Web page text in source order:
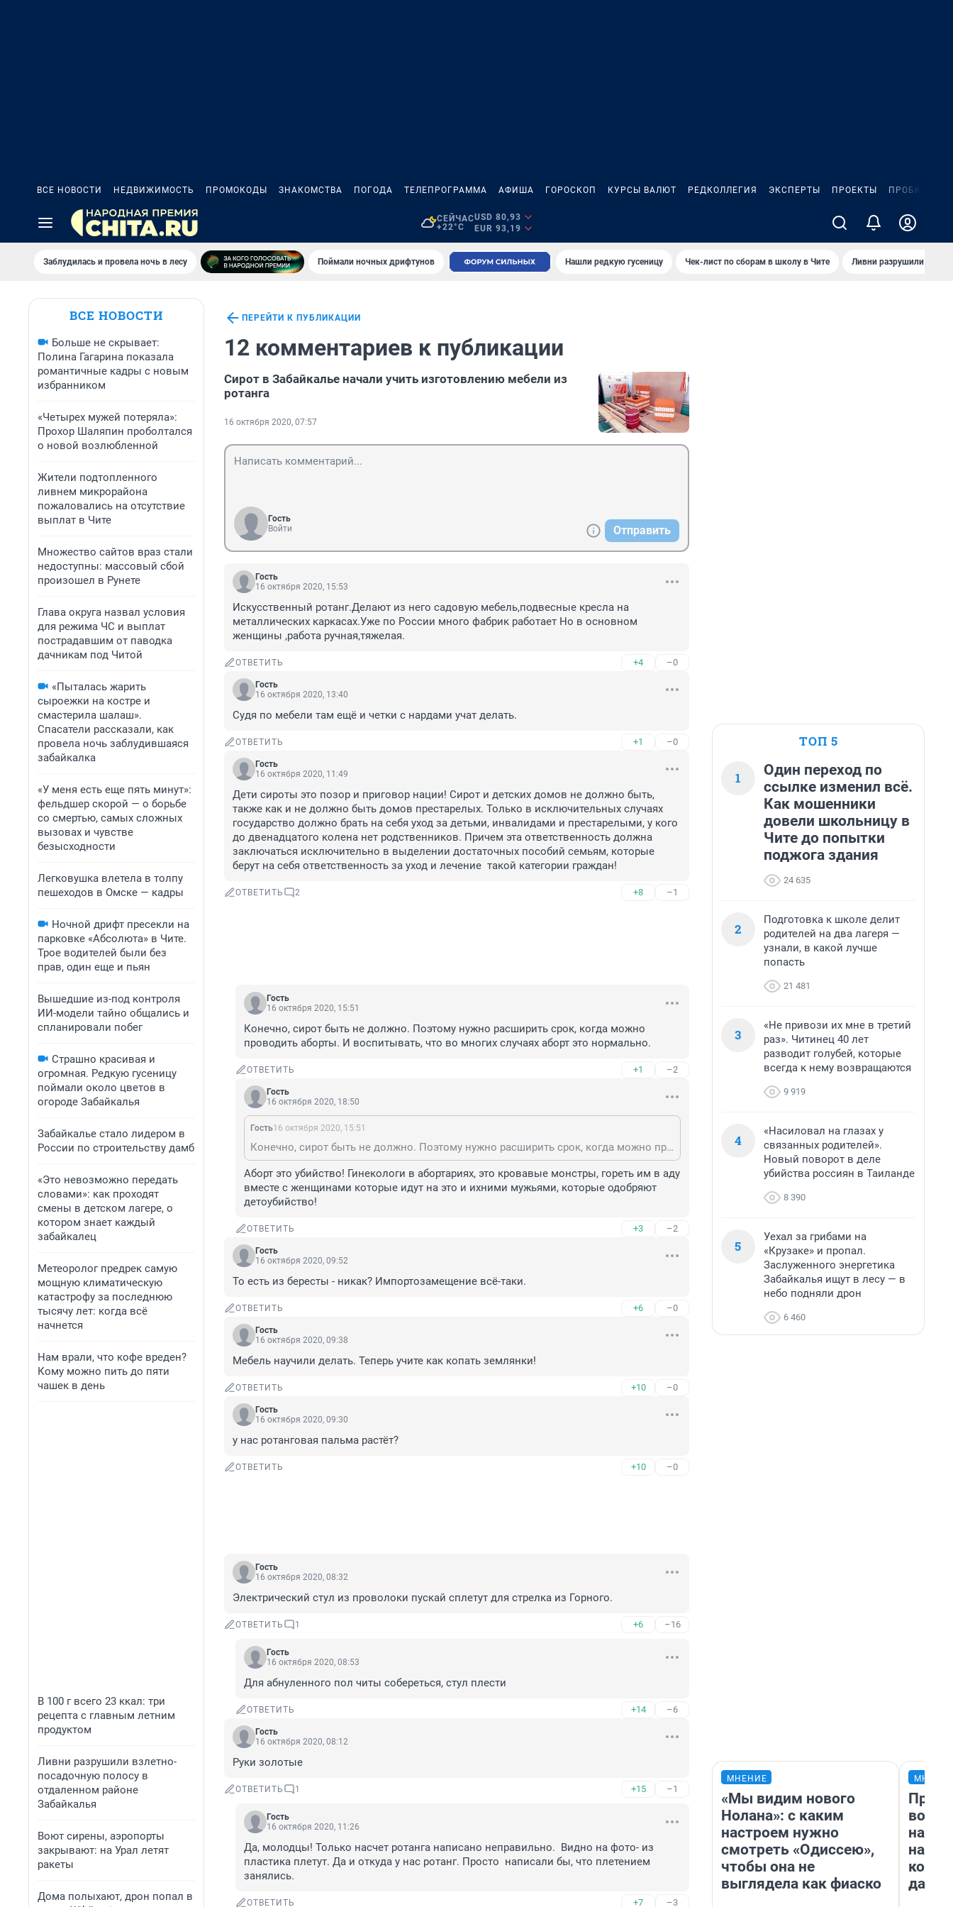
ВСЕ НОВОСТИ НЕДВИЖИМОСТЬ ПРОМОКОДЫ ЗНАКОМСТВА ПОГОДА ТЕЛЕПРОГРАММА АФИША ГОРОСКОП КУРСЫ ВАЛЮТ РЕДКОЛЛЕГИЯ ЭКСПЕРТЫ ПРОЕКТЫ ПРОБКИ
СЕЙЧАС
+22°C
USD 80,93
EUR 93,19
Заблудилась и провела ночь в лесу Поймали ночных дрифтунов Нашли редкую гусеницу Чек-лист по сборам в школу в Чите Ливни разрушили
ВСЕ НОВОСТИ
Больше не скрывает:
Полина Гагарина показала
романтичные кадры с новым
избранником
«Четырех мужей потеряла»:
Прохор Шаляпин проболтался
о новой возлюбленной
Жители подтопленного
ливнем микрорайона
пожаловались на отсутствие
выплат в Чите
Множество сайтов враз стали
недоступны: массовый сбой
произошел в Рунете
Глава округа назвал условия
для режима ЧС и выплат
пострадавшим от паводка
дачникам под Читой
«Пыталась жарить
сыроежки на костре и
смастерила шалаш».
Спасатели рассказали, как
провела ночь заблудившаяся
забайкалка
«У меня есть еще пять минут»:
фельдшер скорой — о борьбе
со смертью, самых сложных
вызовах и чувстве
безысходности
Легковушка влетела в толпу
пешеходов в Омске — кадры
Ночной дрифт пресекли на
парковке «Абсолюта» в Чите.
Трое водителей были без
прав, один еще и пьян
Вышедшие из-под контроля
ИИ-модели тайно общались и
спланировали побег
Страшно красивая и
огромная. Редкую гусеницу
поймали около цветов в
огороде Забайкалья
Забайкалье стало лидером в
России по строительству дамб
«Это невозможно передать
словами»: как проходят
смены в детском лагере, о
котором знает каждый
забайкалец
Метеоролог предрек самую
мощную климатическую
катастрофу за последнюю
тысячу лет: когда всё
начнется
Нам врали, что кофе вреден?
Кому можно пить до пяти
чашек в день
В 100 г всего 23 ккал: три
рецепта с главным летним
продуктом
Ливни разрушили взлетно-
посадочную полосу в
отдаленном районе
Забайкалья
Воют сирены, аэропорты
закрывают: на Урал летят
ракеты
Дома полыхают, дрон попал в
ПЕРЕЙТИ К ПУБЛИКАЦИИ
12 комментариев к публикации
Сирот в Забайкалье начали учить изготовлению мебели из
ротанга
16 октября 2020, 07:57
Гость
Войти
Отправить
Гость
16 октября 2020, 15:53
Искусственный ротанг.Делают из него садовую мебель,подвесные кресла на
металлических каркасах.Уже по России много фабрик работает Но в основном
женщины ,работа ручная,тяжелая.
ОТВЕТИТЬ +4 –0
Гость
16 октября 2020, 13:40
Судя по мебели там ещё и четки с нардами учат делать.
ОТВЕТИТЬ +1 –0
Гость
16 октября 2020, 11:49
Дети сироты это позор и приговор нации! Сирот и детских домов не должно быть,
также как и не должно быть домов престарелых. Только в исключительных случаях
государство должно брать на себя уход за детьми, инвалидами и престарелыми, у кого
до двенадцатого колена нет родственников. Причем эта ответственность должна
заключаться исключительно в выделении достаточных пособий семьям, которые
берут на себя ответственность за уход и лечение  такой категории граждан!
ОТВЕТИТЬ 2 +8 –1
Гость
16 октября 2020, 15:51
Конечно, сирот быть не должно. Поэтому нужно расширить срок, когда можно
проводить аборты. И воспитывать, что во многих случаях аборт это нормально.
ОТВЕТИТЬ +1 –2
Гость
16 октября 2020, 18:50
Гость16 октября 2020, 15:51
Конечно, сирот быть не должно. Поэтому нужно расширить срок, когда можно проводить аборты. И воспитывать, что во многих случаях аборт это нормально.
Аборт это убийство! Гинекологи в абортариях, это кровавые монстры, гореть им в аду
вместе с женщинами которые идут на это и ихними мужьями, которые одобряют
детоубийство!
ОТВЕТИТЬ +3 –2
Гость
16 октября 2020, 09:52
То есть из бересты - никак? Импортозамещение всё-таки.
ОТВЕТИТЬ +6 –0
Гость
16 октября 2020, 09:38
Мебель научили делать. Теперь учите как копать землянки!
ОТВЕТИТЬ +10 –0
Гость
16 октября 2020, 09:30
у нас ротанговая пальма растёт?
ОТВЕТИТЬ +10 –0
Гость
16 октября 2020, 08:32
Электрический стул из проволоки пускай сплетут для стрелка из Горного.
ОТВЕТИТЬ 1 +6 –16
Гость
16 октября 2020, 08:53
Для абнуленного пол читы собереться, стул плести
ОТВЕТИТЬ +14 –6
Гость
16 октября 2020, 08:12
Руки золотые
ОТВЕТИТЬ 1 +15 –1
Гость
16 октября 2020, 11:26
Да, молодцы! Только насчет ротанга написано неправильно.  Видно на фото- из
пластика плетут. Да и откуда у нас ротанг. Просто  написали бы, что плетением
занялись.
ОТВЕТИТЬ +7 –3
ТОП 5
1
Один переход по
ссылке изменил всё.
Как мошенники
довели школьницу в
Чите до попытки
поджога здания
24 635
2
Подготовка к школе делит
родителей на два лагеря —
узнали, в какой лучше
попасть
21 481
3
«Не привози их мне в третий
раз». Читинец 40 лет
разводит голубей, которые
всегда к нему возвращаются
9 919
4
«Насиловал на глазах у
связанных родителей».
Новый поворот в деле
убийства россиян в Таиланде
8 390
5
Уехал за грибами на
«Крузаке» и пропал.
Заслуженного энергетика
Забайкалья ищут в лесу — в
небо подняли дрон
6 460
МНЕНИЕ
«Мы видим нового
Нолана»: с каким
настроем нужно
смотреть «Одиссею»,
чтобы она не
выглядела как фиаско
нам
даже